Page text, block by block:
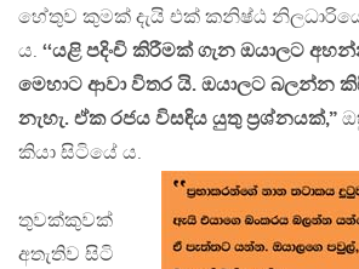
හේතුව කුමක් දැයි එක් කනිෂ්ඨ
ය. ‘‘යළි පදිංචි කිරීමක් ගැන ඔයාලට
මෙහාට ආවා විතර යි. ඔයාලට බලන්න
නැහැ. ඒක රජය විසඳිය යුතු ප‍්‍රශ්නයක්,”
කියා සිටියේ ය.
තුවක්කුවක්
අතැතිව සිටි